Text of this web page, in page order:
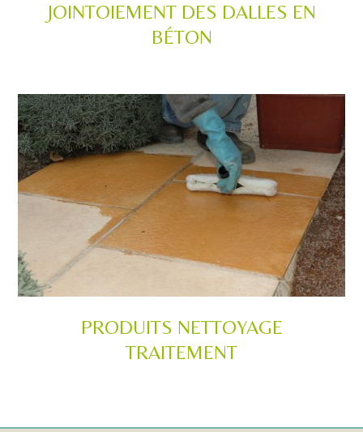
JOINTOIEMENT DES DALLES EN
BÉTON
PRODUITS NETTOYAGE
TRAITEMENT